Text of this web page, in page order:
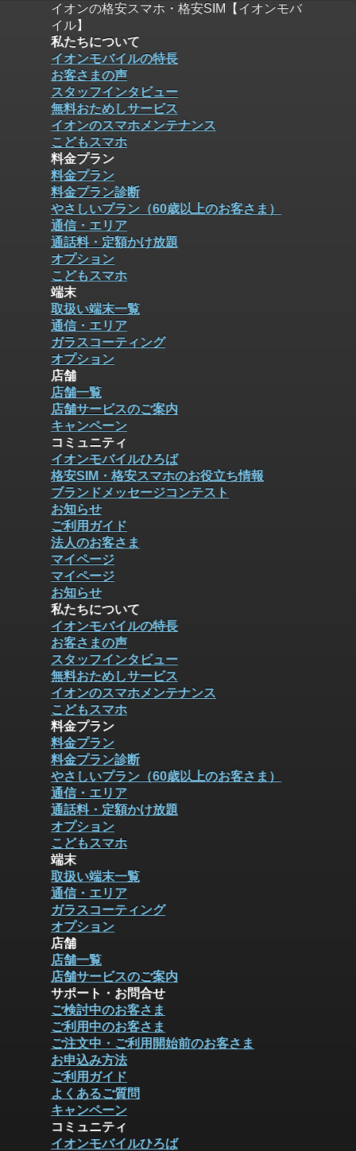
イオンの格安スマホ・格安SIM【イオンモバ
イル】
私たちについて
イオンモバイルの特長
お客さまの声
スタッフインタビュー
無料おためしサービス
イオンのスマホメンテナンス
こどもスマホ
料金プラン
料金プラン
料金プラン診断
やさしいプラン（60歳以上のお客さま）
通信・エリア
通話料・定額かけ放題
オプション
こどもスマホ
端末
取扱い端末一覧
通信・エリア
ガラスコーティング
オプション
店舗
店舗一覧
店舗サービスのご案内
キャンペーン
コミュニティ
イオンモバイルひろば
格安SIM・格安スマホのお役立ち情報
ブランドメッセージコンテスト
お知らせ
ご利用ガイド
法人のお客さま
マイページ
マイページ
お知らせ
私たちについて
イオンモバイルの特長
お客さまの声
スタッフインタビュー
無料おためしサービス
イオンのスマホメンテナンス
こどもスマホ
料金プラン
料金プラン
料金プラン診断
やさしいプラン（60歳以上のお客さま）
通信・エリア
通話料・定額かけ放題
オプション
こどもスマホ
端末
取扱い端末一覧
通信・エリア
ガラスコーティング
オプション
店舗
店舗一覧
店舗サービスのご案内
サポート・お問合せ
ご検討中のお客さま
ご利用中のお客さま
ご注文中・ご利用開始前のお客さま
お申込み方法
ご利用ガイド
よくあるご質問
キャンペーン
コミュニティ
イオンモバイルひろば